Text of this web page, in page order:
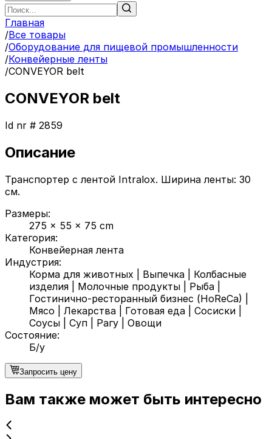
Главная
/Все товары
/Оборудование для пищевой промышленности
/Конвейерные ленты
/CONVEYOR belt
CONVEYOR belt
Id nr # 2859
Описание
Транспортер с лентой Intralox. Ширина ленты: 30
см.
Размеры:
275 x 55 x 75 cm
Категория:
Конвейерная лента
Индустрия:
Корма для животных
Выпечка
Колбасные
изделия
Молочные продукты Рыба
Гостинично-ресторанный бизнес (HoReCa)
Мясо
Лекарства Готовая еда Сосиски
Соусы
Суп Рагу
Овощи
Состояние:
Б/у
Запросить цену
Вам также может быть интересно